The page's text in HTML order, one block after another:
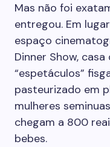
Mas não foi
entregou. Em
espaço
Dinner Show,
“espetáculos”
pasteurizado em
mulheres
chegam a 800
bebes.